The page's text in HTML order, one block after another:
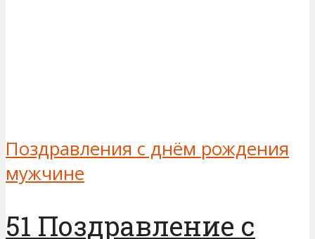
Поздравления с днём рождения
мужчине
51 Поздравление с